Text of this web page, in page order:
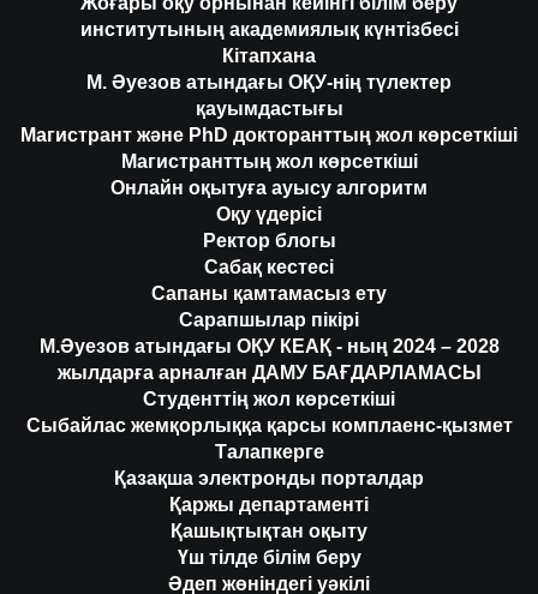
институтының академиялық күнтізбесі
Кітапхана
М. Әуезов атындағы ОҚУ-нің түлектер
қауымдастығы
Магистрант және PhD докторанттың жол көрсеткіші
Магистранттың жол көрсеткіші
Онлайн оқытуға ауысу алгоритм
Оқу үдерісі
Ректор блогы
Сабақ кестесі
Сапаны қамтамасыз ету
Сарапшылар пікірі
М.Әуезов атындағы ОҚУ КЕАҚ - ның 2024 – 2028
жылдарға арналған ДАМУ БАҒДАРЛАМАСЫ
Студенттің жол көрсеткіші
Сыбайлас жемқорлыққа қарсы комплаенс-қызмет
Талапкерге
Қазақша электронды порталдар
Қаржы департаменті
Қашықтықтан оқыту
Үш тілде білім беру
Әдеп жөніндегі уәкілі